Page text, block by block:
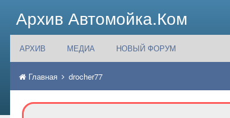
Архив Автомойка.Ком
АРХИВ МЕДИА НОВЫЙ ФОРУМ
Главная drocher77